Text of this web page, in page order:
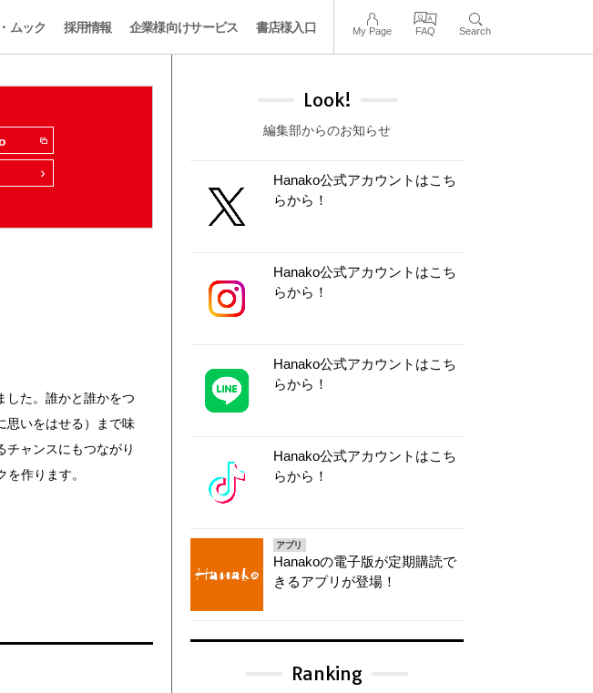
ムック 採用情報 企業様向けサービス 書店様入口 My Page FAQ Search
した。誰かと誰かをつ
思いをはせる）まで味
チャンスにもつながり
作ります。
Look!
編集部からのお知らせ
Hanako公式アカウントはこち
らから！
Hanako公式アカウントはこち
らから！
Hanako公式アカウントはこち
らから！
Hanako公式アカウントはこち
らから！
アプリ
Hanakoの電子版が定期購読で
きるアプリが登場！
Ranking